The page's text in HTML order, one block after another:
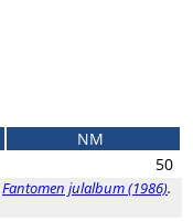
NM
50
Fantomen julalbum (1986).